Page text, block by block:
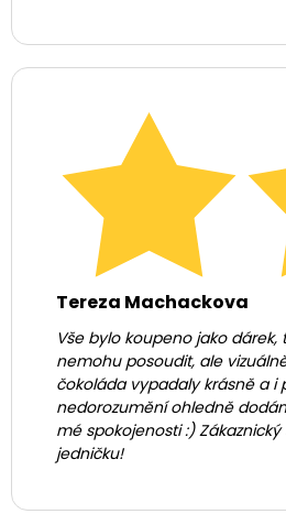
Tereza Machackova
Vše bylo koupeno jako dárek,
nemohu posoudit, ale
čokoláda vypadaly krásně a i
nedorozumění ohledně
mé spokojenosti :)
jedničku!